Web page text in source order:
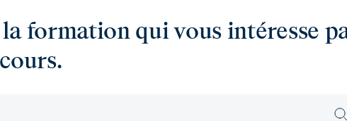
formation qui vous intéresse